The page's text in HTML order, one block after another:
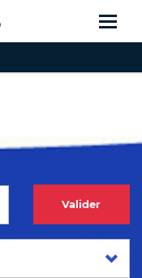
Valider